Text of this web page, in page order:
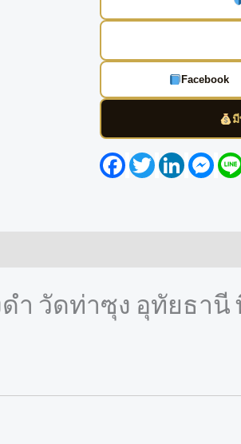
Facebook
Facebook
TwitterLinkedIn
ำ วัดท่าซุง อุทัยธา